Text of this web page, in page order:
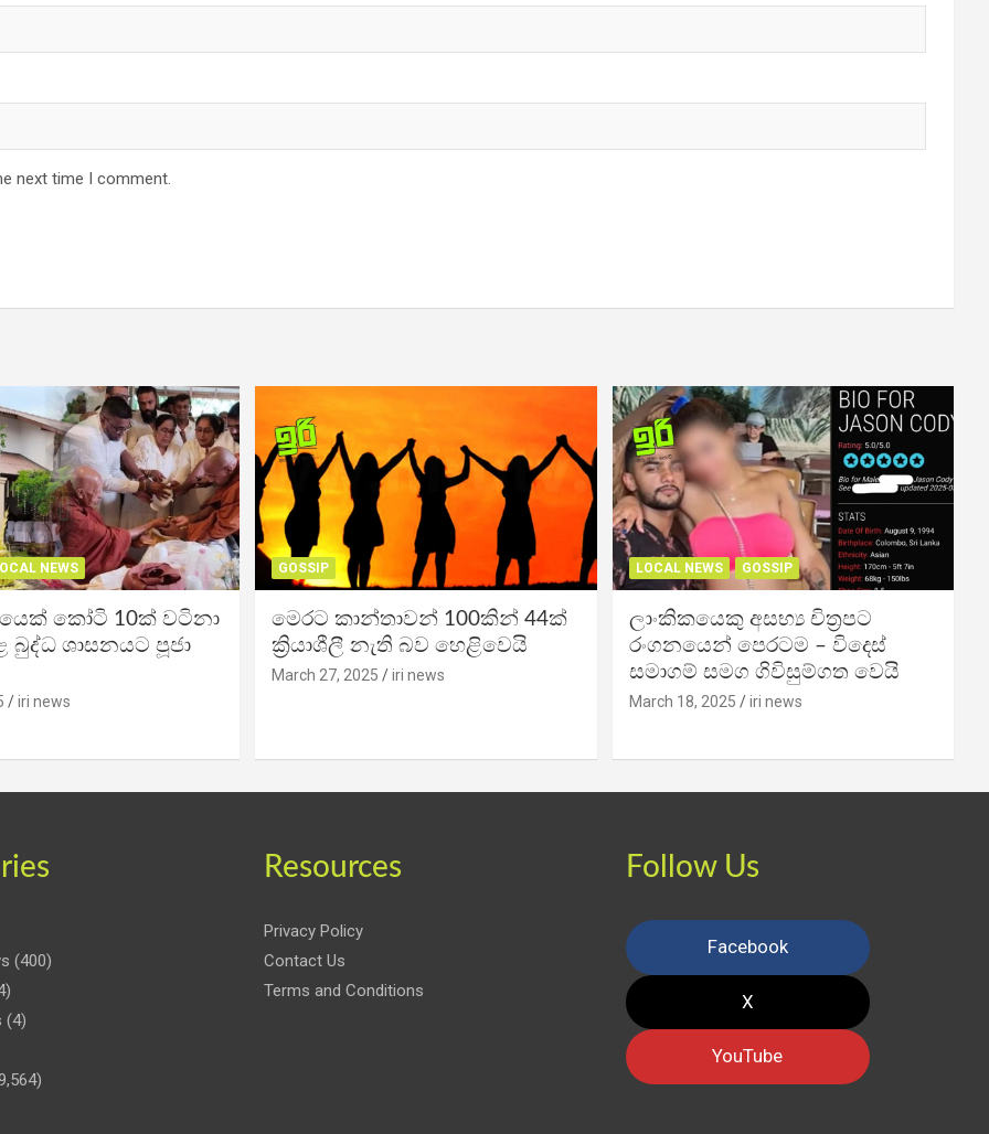
next time I comment.
NEWS
කෝටි 10ක් වටිනා
බුද්ධ ශාසනයට පූජා
iri news
GOSSIP
මෙරට කාන්තාවන් 100කින් 44ක්
ක්‍රියාශීලී නැති බව හෙළිවෙයි
March 27, 2025 iri news
LOCAL NEWS GOSSIP
ලාංකිකයෙකු අසභ්‍ය චිත්‍රපට
රංගනයෙන් පෙරටම – විදෙස්
සමාගම් සමග ගිවිසුම්ගත වෙයි
March 18, 2025 iri news
(400)
(4)
Resources
Privacy Policy
Contact Us
Terms and Conditions
Follow Us
Facebook
X
YouTube